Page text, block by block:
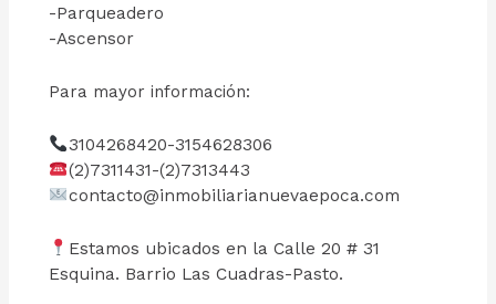
-Parqueadero
-Ascensor
Para mayor información:
3104268420-3154628306
(2)7311431-(2)7313443
contacto@inmobiliarianuevaepoca.com
Estamos ubicados en la Calle 20 # 31
Esquina. Barrio Las Cuadras-Pasto.